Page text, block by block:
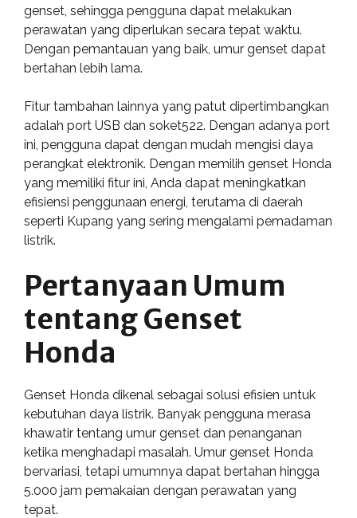
genset, sehingga pengguna dapat melakukan
perawatan yang diperlukan secara tepat waktu.
Dengan pemantauan yang baik, umur genset dapat
bertahan lebih lama.
Fitur tambahan lainnya yang patut dipertimbangkan
adalah port USB dan soket522. Dengan adanya port
ini, pengguna dapat dengan mudah mengisi daya
perangkat elektronik. Dengan memilih genset Honda
yang memiliki fitur ini, Anda dapat meningkatkan
efisiensi penggunaan energi, terutama di daerah
seperti Kupang yang sering mengalami pemadaman
listrik.
Pertanyaan Umum
tentang Genset
Honda
Genset Honda dikenal sebagai solusi efisien untuk
kebutuhan daya listrik. Banyak pengguna merasa
khawatir tentang umur genset dan penanganan
ketika menghadapi masalah. Umur genset Honda
bervariasi, tetapi umumnya dapat bertahan hingga
5.000 jam pemakaian dengan perawatan yang
tepat.